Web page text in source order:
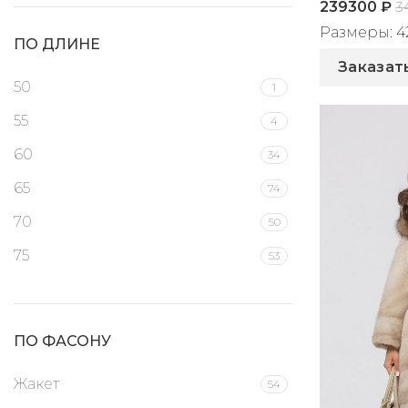
ПО ДЛИНЕ
50 1
55 4
60 34
65 74
70 50
75 53
100 19
ПО ФАСОНУ
Жакет 54
239300 ₽
Размеры: